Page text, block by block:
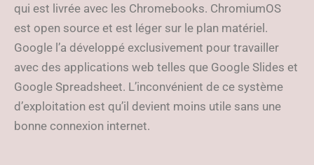
qui est livrée avec les Chromebooks. ChromiumOS
est open source et est léger sur le plan matériel.
Google l’a développé exclusivement pour travailler
avec des applications web telles que Google Slides et
Google Spreadsheet. L’inconvénient de ce système
d’exploitation est qu’il devient moins utile sans une
bonne connexion internet.